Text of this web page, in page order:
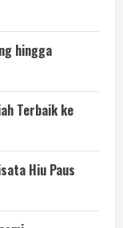
hingga
Terbaik ke
Hiu Paus